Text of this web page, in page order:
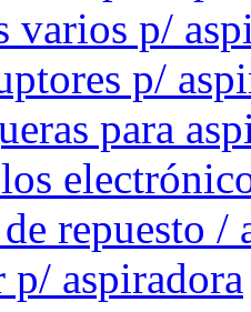
varios p/
p/
para
repuesto /
aspiradora